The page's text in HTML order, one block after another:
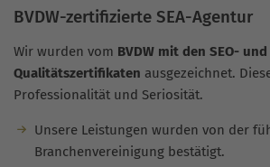
BVDW-zertifizierte SEA-Agentur
Wir wurden vom BVDW mit den SEO- und
Qualitätszertifikaten ausgezeichnet.
Professionalität und Seriosität.
Unsere Leistungen wurden von der
Branchenvereinigung bestätigt.